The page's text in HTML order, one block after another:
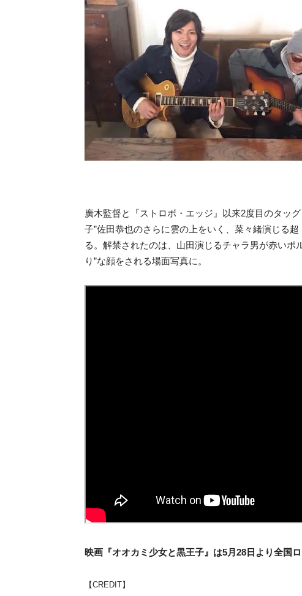
廣木監督と『ストロボ・エッジ』以来2度目のタッ
子”佐田恭也のさらに雲の上をいく、菜々緒演じる
る。解禁されたのは、山田演じるチャラ男が赤い
り”な顔をされる場面写真に。
映画『オオカミ少女と黒王子』は5月28日より全国
【CREDIT】